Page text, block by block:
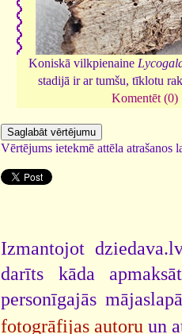
Koniskā vilkpienaine
stadijā ir ar tumšu, tīklotu
Komentēt (0)
Vērtējums ietekmē attēla atrašanos
Izmantojot
darīts kāda
personīgajās
fotogrāfijas autoru un